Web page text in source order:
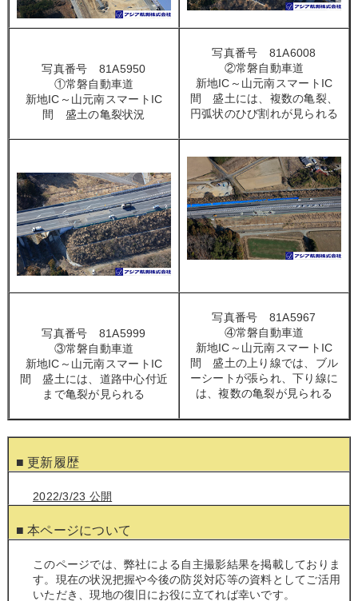
写真番号 81A5950
①常磐自動車道
新地IC～山元南スマートIC
間 盛土の亀裂状況
写真番号 81A6008
②常磐自動車道
新地IC～山元南スマートIC
間 盛土には、複数の亀裂、
円弧状のひび割れが見られる
写真番号 81A5999
③常磐自動車道
新地IC～山元南スマートIC
間 盛土には、道路中心付近
まで亀裂が見られる
写真番号 81A5967
④常磐自動車道
新地IC～山元南スマートIC
間 盛土の上り線では、ブル
ーシートが張られ、下り線に
は、複数の亀裂が見られる
■ 更新履歴
2022/3/23 公開
■ 本ページについて
このページでは、弊社による自主撮影結果を掲載しておりま
す。現在の状況把握や今後の防災対応等の資料としてご活用
いただき、現地の復旧にお役に立てれば幸いです。